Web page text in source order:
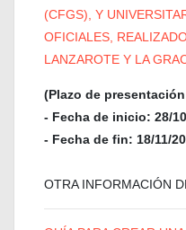
(CFGS), Y
OFICIALES,
LANZAROTE Y LA
(Plazo de
- Fecha de inicio: 28/
- Fecha de fin: 18/11/
OTRA INFORMACIÓN